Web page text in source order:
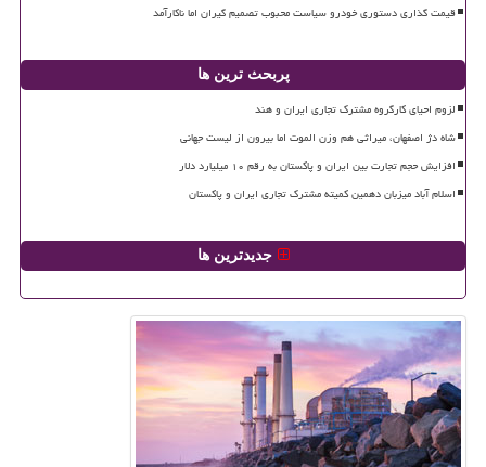
قیمت گذاری دستوری خودرو سیاست محبوب تصمیم گیران اما ناکارآمد
پربحث ترین ها
لزوم احیای کارگروه مشترک تجاری ایران و هند
شاه دژ اصفهان، میراثی هم وزن الموت اما بیرون از لیست جهانی
افزایش حجم تجارت بین ایران و پاکستان به رقم ۱۰ میلیارد دلار
اسلام آباد میزبان دهمین کمیته مشترک تجاری ایران و پاکستان
جدیدترین ها